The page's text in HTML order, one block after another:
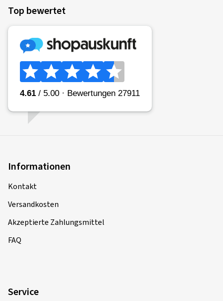
Top bewertet
Informationen
Kontakt
Versandkosten
Akzeptierte Zahlungsmittel
FAQ
Service